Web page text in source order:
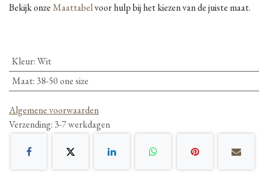
Bekijk onzeMaattabelvoor hulp bij het kiezen van de juiste maat.
Kleur:Wit
Maat: 38-50 one size
Algemene voorwaarden
Verzending: 3-7 werkdagen